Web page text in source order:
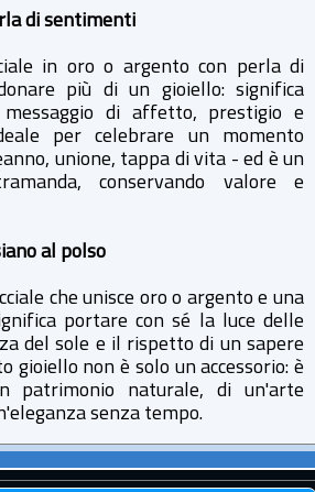
di sentimenti
in oro o argento con perla di
più di un gioiello: significa
di affetto, prestigio e
per celebrare un momento
unione, tappa di vita - ed è un
conservando valore e
al polso
che unisce oro o argento e una
portare con sé la luce delle
del sole e il rispetto di un sapere
gioiello non è solo un accessorio: è
patrimonio naturale, di un'arte
senza tempo.